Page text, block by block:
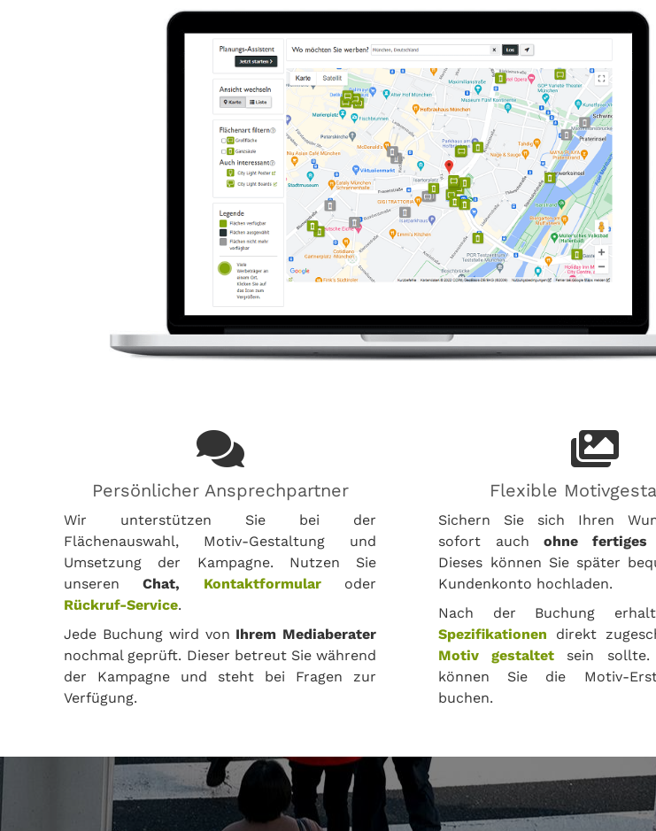
Persönlicher Ansprechpartner
Wir unterstützen Sie bei der
Flächenauswahl, Motiv-Gestaltung und
Umsetzung der Kampagne. Nutzen Sie
unserenChat, Kontaktformularoder
Rückruf-Service.
Jede Buchung wird von Ihrem Mediaberater
nochmal geprüft. Dieser betreut Sie während
der Kampagne und steht bei Fragen zur
Verfügung.
Flexible
Sichern Sie sich Ihren
sofort auch ohne fertiges
Dieses können Sie später
Kundenkonto hochladen.
Nach der Buchung
Spezifikationen direkt
Motiv gestaltet sein sollte.
können Sie die Motiv-
buchen.